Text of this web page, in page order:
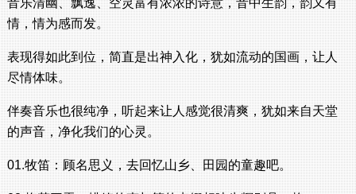
音乐清幽、飘逸、空灵富有浓浓的诗意，音中生韵，韵又有
情，情为感而发。
表现得如此到位，简直是出神入化，犹如流动的国画，让人
尽情体味。
伴奏音乐也很纯净，听起来让人感觉很清爽，犹如来自天堂
的声音，净化我们的心灵。
01.牧笛：顾名思义，去回忆山乡、田园的童趣吧。